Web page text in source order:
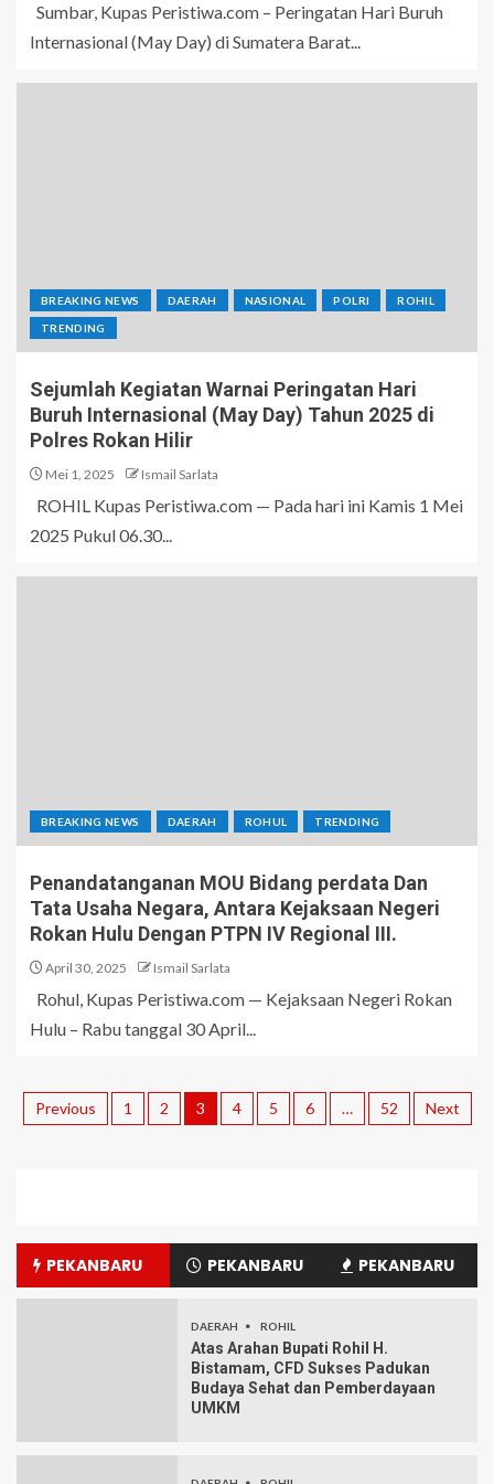
Sumbar, Kupas Peristiwa.com – Peringatan Hari Buruh
Internasional (May Day) di Sumatera Barat...
BREAKING NEWS DAERAH NASIONAL POLRI ROHIL
TRENDING
Sejumlah Kegiatan Warnai Peringatan Hari
Buruh Internasional (May Day) Tahun 2025 di
Polres Rokan Hilir
Mei 1, 2025 Ismail Sarlata
ROHIL Kupas Peristiwa.com — Pada hari ini Kamis 1 Mei
2025 Pukul 06.30...
BREAKING NEWS DAERAH ROHUL TRENDING
Penandatanganan MOU Bidang perdata Dan
Tata Usaha Negara, Antara Kejaksaan Negeri
Rokan Hulu Dengan PTPN IV Regional III.
April 30, 2025 Ismail Sarlata
Rohul, Kupas Peristiwa.com — Kejaksaan Negeri Rokan
Hulu – Rabu tanggal 30 April...
Previous 1 2 3 4 5 6 … 52 Next
PEKANBARU PEKANBARU PEKANBARU
DAERAH ROHIL
Atas Arahan Bupati Rohil H.
Bistamam, CFD Sukses Padukan
Budaya Sehat dan Pemberdayaan
UMKM